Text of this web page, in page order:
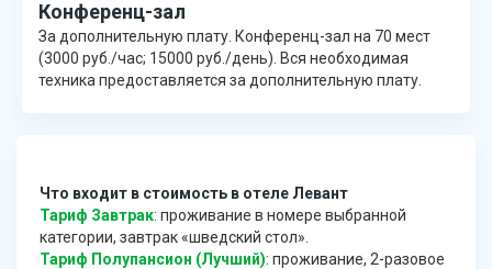
Конференц-зал
За дополнительную плату. Конференц-зал на 70 мест
(3000 руб./час; 15000 руб./день). Вся необходимая
техника предоставляется за дополнительную плату.
Что входит в стоимость в отеле Левант
Тариф Завтрак: проживание в номере выбранной
категории, завтрак «шведский стол».
Тариф Полупансион (Лучший): проживание, 2-разовое